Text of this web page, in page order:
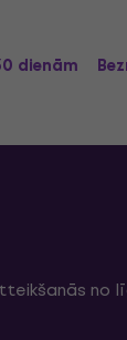
dienām
no